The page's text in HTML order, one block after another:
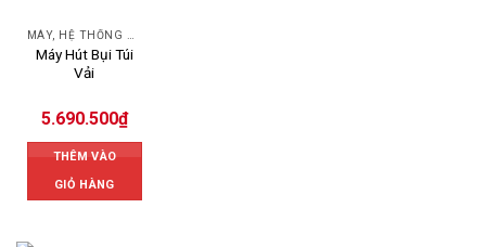
Máy Hút Bụi Túi
Vải
5.690.500₫
THÊM VÀO
GIỎ HÀNG